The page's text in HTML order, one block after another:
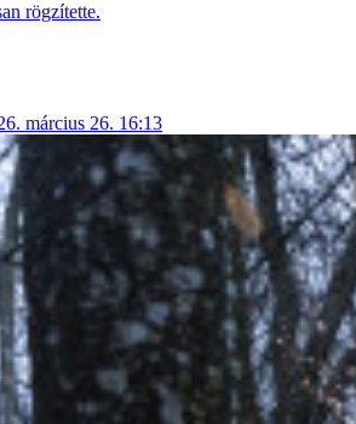
rögzítette.
március 26. 16:13